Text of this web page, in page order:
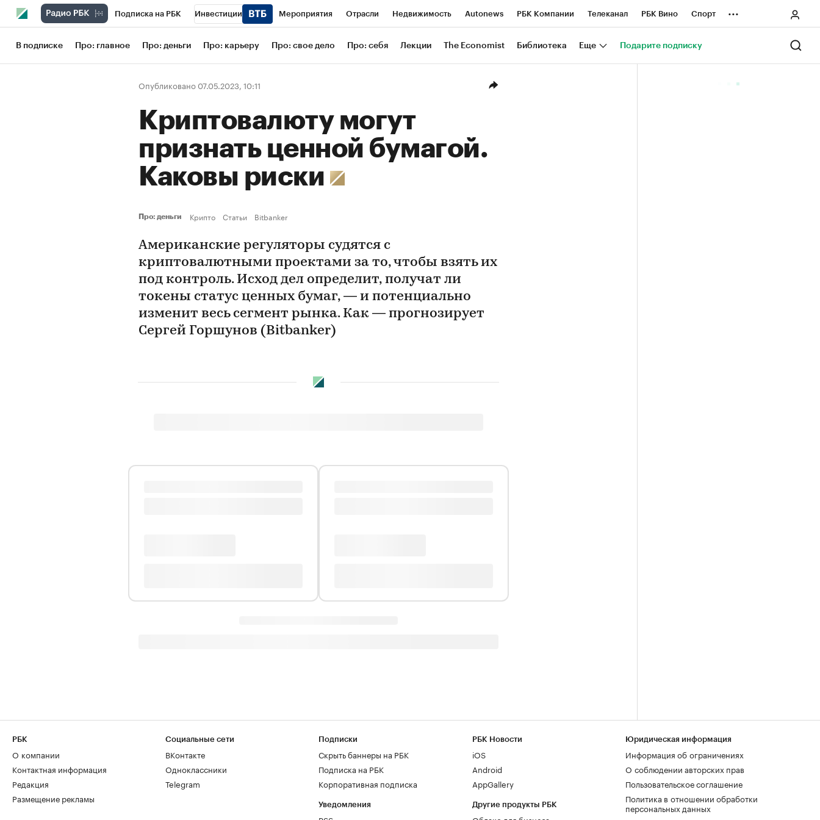
Подписка на РБК Инвестиции Мероприятия Отрасли Недвижимость Autonews РБК Компании Телеканал РБК Вино Спорт
Школа управления РБК РБК Образование РБК Life Тренды Визионеры Национальные проекты Город
Рынок наличной валюты
...
В подписке Про: главное Про: деньги Про: карьеру Про: свое дело Про: себя Лекции The Economist Библиотека Еще Подарите подписку
Опубликовано 07.05.2023, 10:11
Криптовалюту могут
признать ценной бумагой.
Каковы риски
Про: деньги Крипто Статьи Bitbanker
Американские регуляторы судятся с
криптовалютными проектами за то, чтобы взять их
под контроль. Исход дел определит, получат ли
токены статус ценных бумаг, — и потенциально
изменит весь сегмент рынка. Как — прогнозирует
Сергей Горшунов (Bitbanker)
РБК
О компании
Контактная информация
Редакция
Размещение рекламы
Социальные сети
ВКонтакте
Одноклассники
Telegram
Подписки
Скрыть баннеры на РБК
Подписка на РБК
Корпоративная подписка
Уведомления
РБК Новости
iOS
Android
AppGallery
Другие продукты РБК
Юридическая информация
Информация об ограничениях
О соблюдении авторских прав
Пользовательское соглашение
Политика в отношении обработки
персональных данных